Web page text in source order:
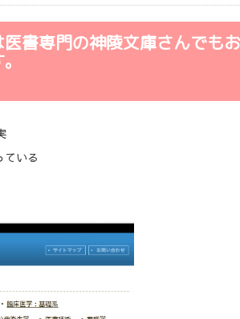
書専門の神陵文庫さんでも
ている